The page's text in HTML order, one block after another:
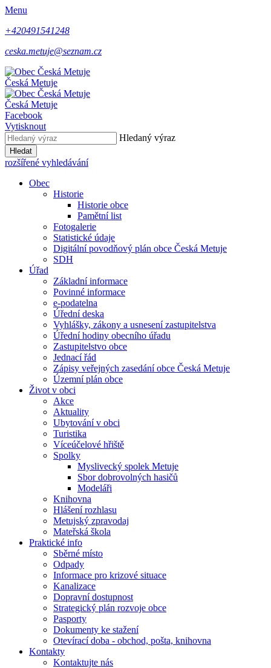
Menu
+420491541248
ceska.metuje@seznam.cz
Česká Metuje
Česká Metuje
Facebook
Vytisknout
Hledaný výraz
Hledat
rozšířené vyhledávání
Obec
Historie
Historie obce
Pamětní list
Fotogalerie
Statistické údaje
Digitální povodňový plán obce Česká Metuje
SDH
Úřad
Základní informace
Povinné informace
e-podatelna
Úřední deska
Vyhlášky, zákony a usnesení zastupitelstva
Úřední hodiny obecního úřadu
Zastupitelstvo obce
Jednací řád
Zápisy veřejných zasedání obce Česká Metuje
Územní plán obce
Život v obci
Akce
Aktuality
Ubytování v obci
Turistika
Víceúčelové hřiště
Spolky
Myslivecký spolek Metuje
Sbor dobrovolných hasičů
Modeláři
Knihovna
Hlášení rozhlasu
Metujský zpravodaj
Mateřská škola
Praktické info
Sběrné místo
Odpady
Informace pro krizové situace
Kanalizace
Dopravní dostupnost
Strategický plán rozvoje obce
Pasporty
Dokumenty ke stažení
Otevírací doba - obchod, pošta, knihovna
Kontakty
Kontaktujte nás